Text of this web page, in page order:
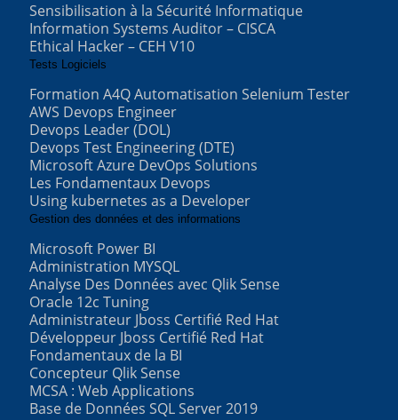
Sensibilisation à la Sécurité Informatique
Information Systems Auditor – CISCA
Ethical Hacker – CEH V10
Tests Logiciels
Formation A4Q Automatisation Selenium Tester
AWS Devops Engineer
Devops Leader (DOL)
Devops Test Engineering (DTE)
Microsoft Azure DevOps Solutions
Les Fondamentaux Devops
Using kubernetes as a Developer
Gestion des données et des informations
Microsoft Power BI
Administration MYSQL
Analyse Des Données avec Qlik Sense
Oracle 12c Tuning
Administrateur Jboss Certifié Red Hat
Développeur Jboss Certifié Red Hat
Fondamentaux de la BI
Concepteur Qlik Sense
MCSA : Web Applications
Base de Données SQL Server 2019